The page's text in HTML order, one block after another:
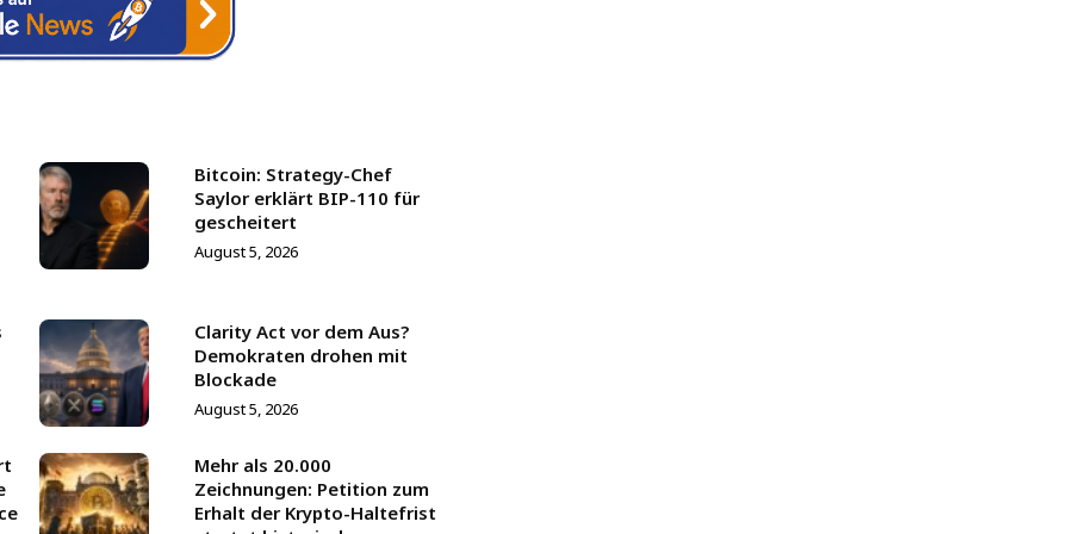
Bitcoin: Strategy-Chef
Saylor erklärt BIP-110 für
gescheitert
August 5, 2026
Clarity Act vor dem Aus?
Demokraten drohen mit
Blockade
August 5, 2026
Mehr als 20.000
Zeichnungen: Petition zum
Erhalt der Krypto-Haltefrist